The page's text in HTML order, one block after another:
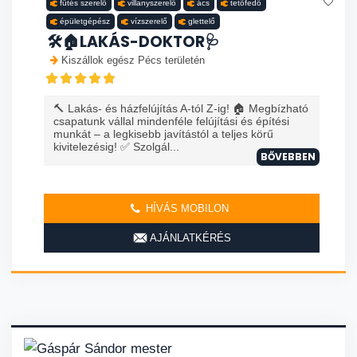
fűtés szerelő villanyszerelő ács tetőfedő
épületgépész vízszerelő glettelő
🛠️🏠LAKÁS-DOKTOR🩺
Kiszállok egész Pécs területén
🔨 Lakás- és házfelújítás A-tól Z-ig! 🏠 Megbízható
csapatunk vállal mindenféle felújítási és építési
munkát – a legkisebb javítástól a teljes körű
kivitelezésig! ✅ Szolgál...
BŐVEBBEN
HÍVÁS MOBILON
AJÁNLATKÉRÉS